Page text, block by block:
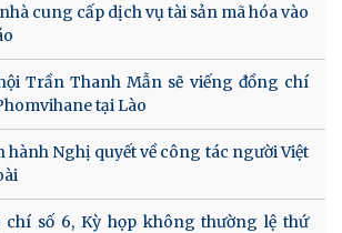
cung cấp dịch vụ tài sản mã hóa vào
Trần Thanh Mẫn sẽ viếng đồng chí
tại Lào
hành Nghị quyết về công tác người Việt
chí số 6, Kỳ họp không thường lệ thứ